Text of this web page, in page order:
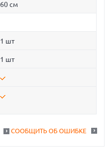
60 см
1 шт
1 шт
СООБЩИТЬ ОБ ОШИБКЕ